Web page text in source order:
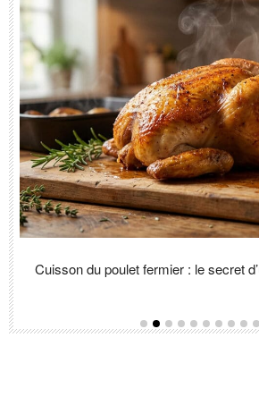
Cuisson du poulet fermier : le secret